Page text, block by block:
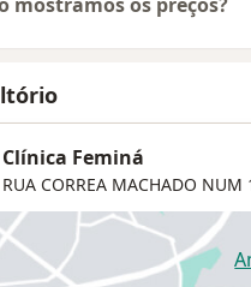
mostramos os preços?
Clínica Feminá
RUA CORREA MACHADO NUM